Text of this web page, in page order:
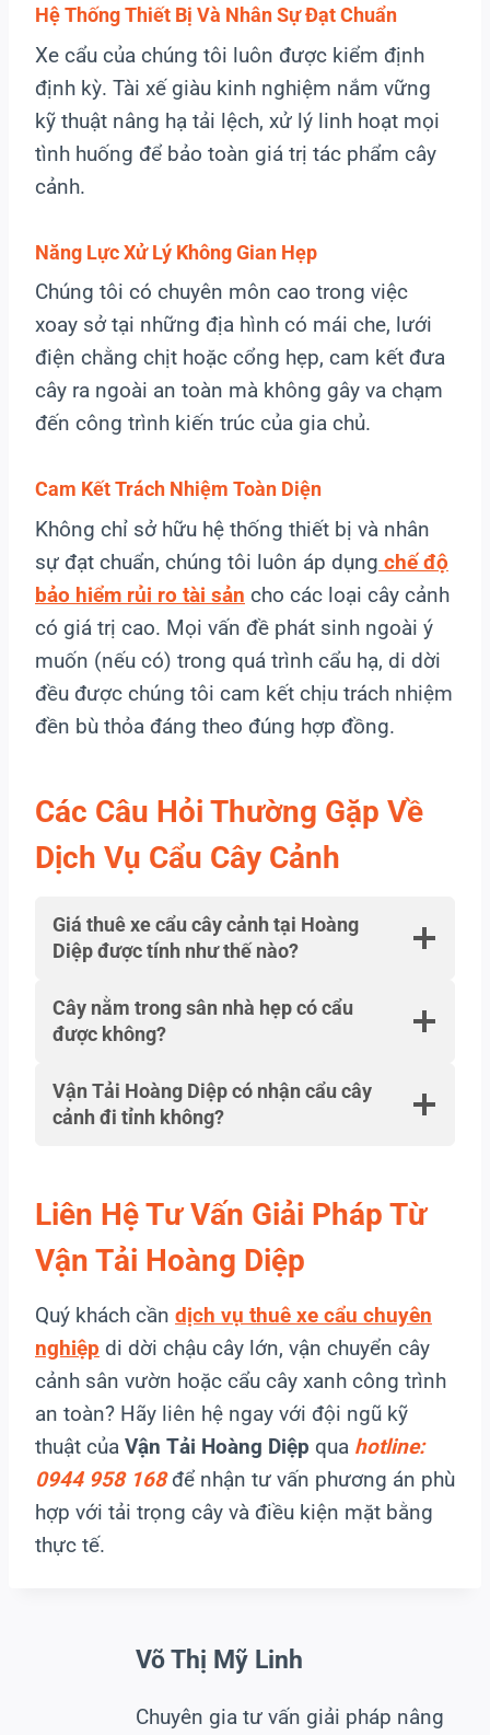
Hệ Thống Thiết Bị Và Nhân Sự Đạt Chuẩn
Xe cẩu của chúng tôi luôn được kiểm định
định kỳ. Tài xế giàu kinh nghiệm nắm vững
kỹ thuật nâng hạ tải lệch, xử lý linh hoạt mọi
tình huống để bảo toàn giá trị tác phẩm cây
cảnh.
Năng Lực Xử Lý Không Gian Hẹp
Chúng tôi có chuyên môn cao trong việc
xoay sở tại những địa hình có mái che, lưới
điện chằng chịt hoặc cổng hẹp, cam kết đưa
cây ra ngoài an toàn mà không gây va chạm
đến công trình kiến trúc của gia chủ.
Cam Kết Trách Nhiệm Toàn Diện
Không chỉ sở hữu hệ thống thiết bị và nhân
sự đạt chuẩn, chúng tôi luôn áp dụng chế độ
bảo hiểm rủi ro tài sản cho các loại cây cảnh
có giá trị cao. Mọi vấn đề phát sinh ngoài ý
muốn (nếu có) trong quá trình cẩu hạ, di dời
đều được chúng tôi cam kết chịu trách nhiệm
đền bù thỏa đáng theo đúng hợp đồng.
Các Câu Hỏi Thường Gặp Về
Dịch Vụ Cẩu Cây Cảnh
Giá thuê xe cẩu cây cảnh tại Hoàng
Diệp được tính như thế nào?
Cây nằm trong sân nhà hẹp có cẩu
được không?
Vận Tải Hoàng Diệp có nhận cẩu cây
cảnh đi tỉnh không?
Liên Hệ Tư Vấn Giải Pháp Từ
Vận Tải Hoàng Diệp
Quý khách cần dịch vụ thuê xe cẩu chuyên
nghiệp di dời chậu cây lớn, vận chuyển cây
cảnh sân vườn hoặc cẩu cây xanh công trình
an toàn? Hãy liên hệ ngay với đội ngũ kỹ
thuật của Vận Tải Hoàng Diệp qua hotline:
0944 958 168để nhận tư vấn phương án phù
hợp với tải trọng cây và điều kiện mặt bằng
thực tế.
Võ Thị Mỹ Linh
Chuyên gia tư vấn giải pháp nâng